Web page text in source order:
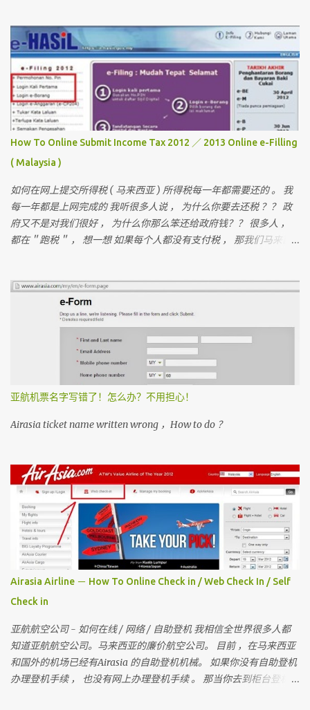
十六个人 。 这次是七个人 （ 包括我 ）但。。。对我来说 ， 这次是
最困难的一次 。 为什么？？？？ 看看相片先 。
How To Online Submit Income Tax 2012 ／ 2013 Online e-Filling
( Malaysia )
如何在网上提交所得税 ( 马来西亚 ) 所得税每一年都需要还的 。 我
每一年都是上网完成的 我听很多人说 ， 为什么你要去还税 ？？ 政
府又不是对我们很好 ， 为什么你那么笨还给政府钱？？ 很多人 ，
都在＂跑税＂ ， 想一想 如果每个人都没有支付税 ， 那我们马来西
亚航机票名字写错了！怎么办？不用担心！
Airasia ticket name written wrong ，How to do ？
Airasia Airline － How To Online Check in / Web Check In / Self
Check in
亚航航空公司 - 如何在线 / 网络 / 自助登机 我相信全世界很多人都
知道亚航航空公司。马来西亚的廉价航空公司。 目前 ，在马来西亚
和国外的机场已经有Airasia 的自助登机机械。 如果你没有自助登机
办理登机手续 ， 也没有网上办理登机手续 。 那当你去到柜台登机时